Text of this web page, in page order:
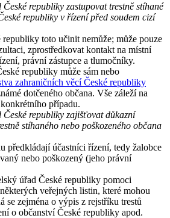
republiky zastupovat trestně stíhané
republiky v řízení před soudem cizí
republiky toto učinit nemůže; může pouze
zprostředkovat kontakt na místní
právní zástupce a tlumočníky.
republiky může sám nebo
zahraničních věcí České republiky
dotčeného občana. Vše záleží na
případu.
České republiky zajišťovat důkazní
stíhaného nebo poškozeného občana
předkládají účastníci řízení, tedy žalobce
nebo poškozený (jeho právní
úřad České republiky pomoci
veřejných listin, které mohou
se zejména o výpis z rejstříku trestů
o občanství České republiky apod.